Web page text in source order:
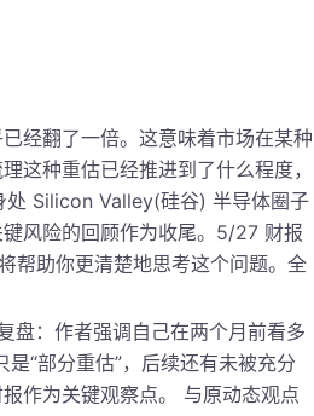
经翻了一倍。这意味着市场在某种
这种重估已经推进到了什么程度，
处 Silicon Valley(硅谷) 半导体圈子
风险的回顾作为收尾。5/27 财报
帮助你更清楚地思考这个问题。全
盘：作者强调自己在两个月前看多
“部分重估”，后续还有未被充分
作为关键观察点。 与原动态观点